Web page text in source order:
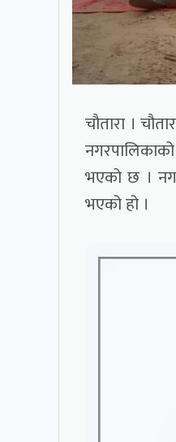
चौतारा ।
भएको छ ।
भएको हो ।